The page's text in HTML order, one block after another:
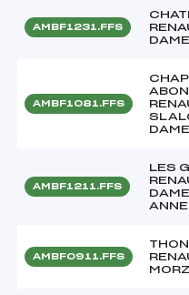
AMBF1231.FFS
AMBF1081.FFS
AMBF1211.FFS
LES
AMBF0911.FFS